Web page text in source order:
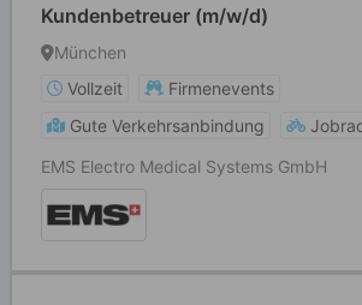
Kundenbetreuer (m/w/d)
München
Vollzeit
Firmenevents
Gute Verkehrsanbindung
EMS Electro Medical Systems GmbH